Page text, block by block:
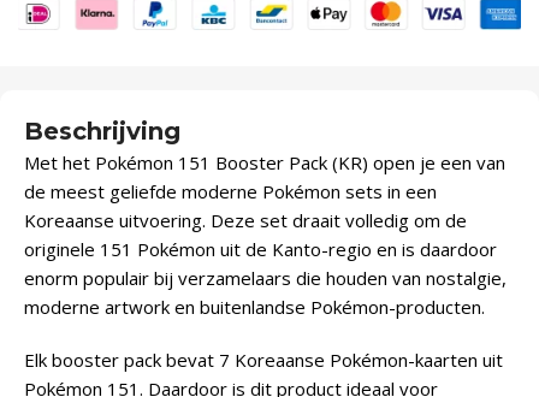
Beschrijving
Met het Pokémon 151 Booster Pack (KR) open je een van
de meest geliefde moderne Pokémon sets in een
Koreaanse uitvoering. Deze set draait volledig om de
originele 151 Pokémon uit de Kanto-regio en is daardoor
enorm populair bij verzamelaars die houden van nostalgie,
moderne artwork en buitenlandse Pokémon-producten.
Elk booster pack bevat 7 Koreaanse Pokémon-kaarten uit
Pokémon 151. Daardoor is dit product ideaal voor